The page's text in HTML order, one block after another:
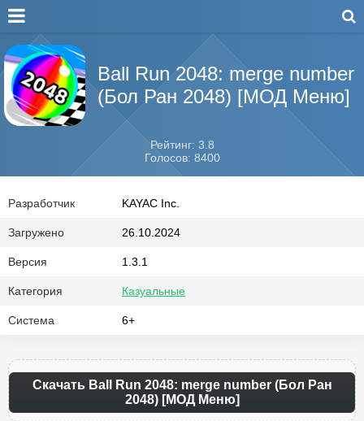
Ball Run 2048: merge number
(Бол Ран 2048) [МОД Меню]
Рейтинг: 3.8
Голосов: 8400
Разработчик KAYAC Inc.
Загружено 26.10.2024
Версия 1.3.1
Категория Казуальные
Система 6+
Скачать Ball Run 2048: merge number (Бол Ран
2048) [МОД Меню]